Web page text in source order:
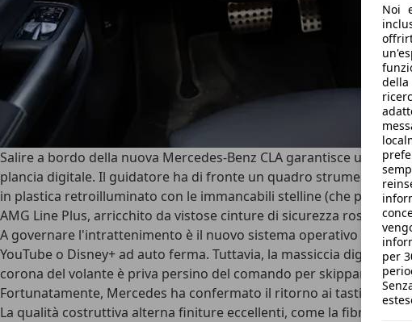
Noi
per
Salire a bordo della nuova Mercedes-Benz CLA garantisce un "
plancia digitale. Il guidatore ha di fronte un quadro strumenti da
in plastica retroilluminato con le immancabili stelline (che può
AMG Line Plus, arricchito da vistose cinture di sicurezza rosse.
A governare l'intrattenimento è il nuovo sistema operativo MB OS
YouTube o Disney+ ad auto ferma. Tuttavia, la massiccia
corona del volante è priva persino del comando per skippare la
Fortunatamente, Mercedes ha confermato il ritorno ai tasti fisici
La qualità costruttiva alterna finiture eccellenti, come la fibra di